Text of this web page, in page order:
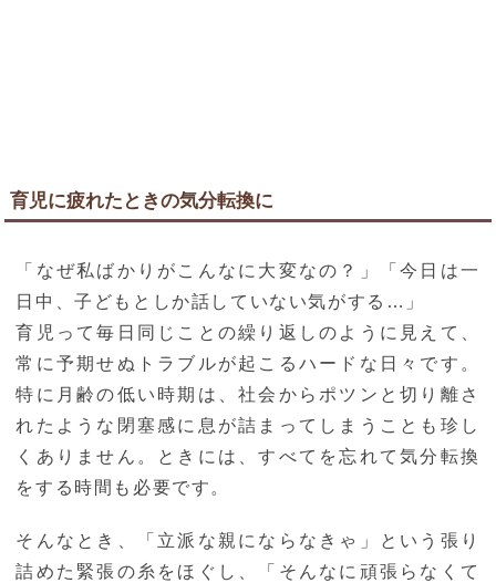
育児に疲れたときの気分転換に
「なぜ私ばかりがこんなに大変なの？」「今日は一
日中、子どもとしか話していない気がする…」
育児って毎日同じことの繰り返しのように見えて、
常に予期せぬトラブルが起こるハードな日々です。
特に月齢の低い時期は、社会からポツンと切り離さ
れたような閉塞感に息が詰まってしまうことも珍し
くありません。ときには、すべてを忘れて気分転換
をする時間も必要です。
そんなとき、「立派な親にならなきゃ」という張り
詰めた緊張の糸をほぐし、「そんなに頑張らなくて